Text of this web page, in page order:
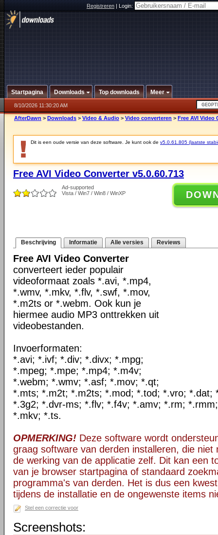
Registreren|Login:
Startpagina Downloads Top downloads Meer
8/10/2026 11:30:20 AM
AfterDawn > Downloads > Video & Audio > Video converteren > Free AVI Video
Dit is een oude versie van deze software. Je kunt ook de v5.0.61.805 (laatste
Free AVI Video Converter v5.0.60.713
Ad-supported
Vista / Win7 / Win8 / WinXP
Beschrijving Informatie Alle versies Reviews
Free AVI Video Converter
converteert ieder populair
videoformaat zoals *.avi, *.mp4,
*.wmv, *.mkv, *.flv, *.swf, *.mov,
*.m2ts or *.webm. Ook kun je
hiermee audio MP3 onttrekken uit
videobestanden.
Invoerformaten:
*.avi; *.ivf; *.div; *.divx; *.mpg;
*.mpeg; *.mpe; *.mp4; *.m4v;
*.webm; *.wmv; *.asf; *.mov; *.qt;
*.mts; *.m2t; *.m2ts; *.mod; *.tod; *.vro; *.dat;
*.3g2; *.dvr-ms; *.flv; *.f4v; *.amv; *.rm;
*.mkv; *.ts.
OPMERKING! Deze software wordt
graag software van derden installeren, die niet
de werking van de applicatie zelf. Dit kan een
van je browser startpagina of standaard
programma's van derden. Het is dus een
tijdens de installatie en de ongewenste items
Stel een correctie voor
Screenshots: